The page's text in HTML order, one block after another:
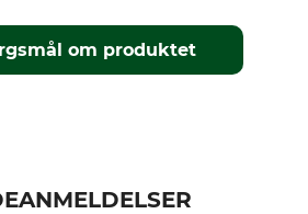
om produktet